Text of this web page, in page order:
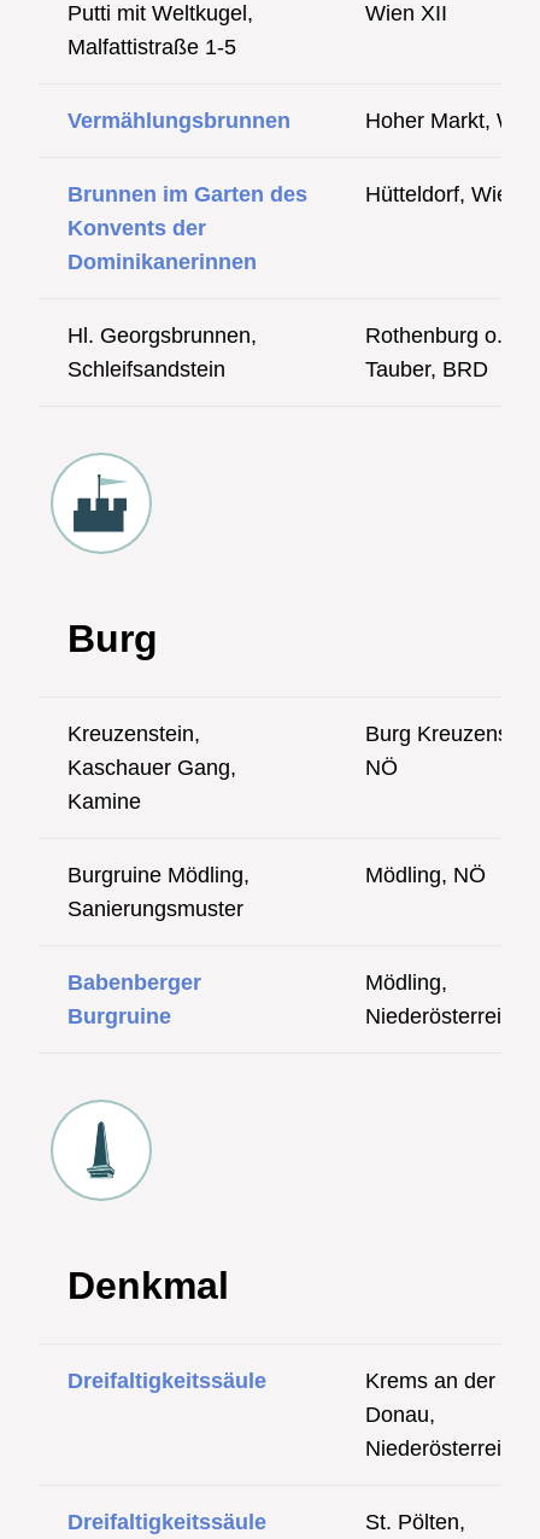
Putti mit Weltkugel,
Malfattistraße 1-5
Wien XII
Vermählungsbrunnen Hoher Markt,
Brunnen im Garten des
Konvents der
Dominikanerinnen
Hütteldorf, Wien
Hl. Georgsbrunnen,
Schleifsandstein
Rothenburg o.d.
Tauber, BRD
Burg
Kreuzenstein,
Kaschauer Gang,
Kamine
Burg
NÖ
Burgruine Mödling,
Sanierungsmuster
Mödling, NÖ
Babenberger
Burgruine
Mödling,
Niederösterreich
Denkmal
Dreifaltigkeitssäule
Krems an der
Donau,
Niederösterreich
Dreifaltigkeitssäule St. Pölten,